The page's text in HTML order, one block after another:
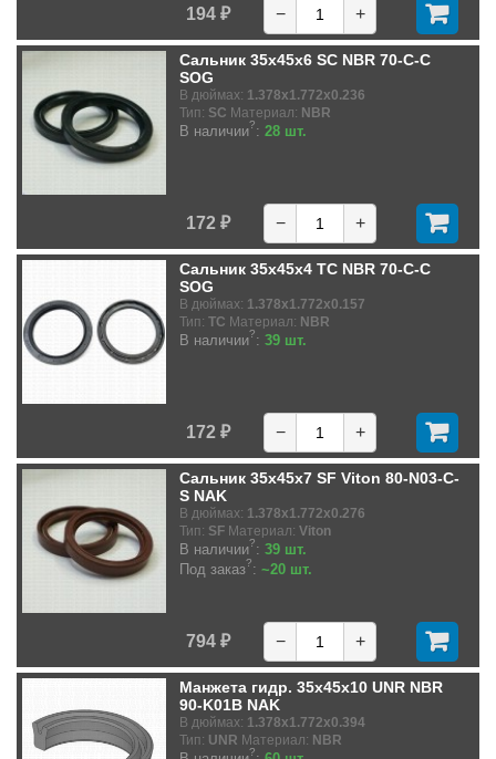
194 ₽ − +
Сальник 35x45x6 SC NBR 70-C-C
SOG
В дюймах: 1.378x1.772x0.236
Тип: SC Материал: NBR
В наличии?: 28 шт.
172 ₽ − +
Сальник 35x45x4 TC NBR 70-C-C
SOG
В дюймах: 1.378x1.772x0.157
Тип: TC Материал: NBR
В наличии?: 39 шт.
172 ₽ − +
Сальник 35x45x7 SF Viton 80-N03-C-
S NAK
В дюймах: 1.378x1.772x0.276
Тип: SF Материал: Viton
В наличии?: 39 шт.
Под заказ?: ~20 шт.
794 ₽ − +
Манжета гидр. 35x45x10 UNR NBR
90-K01B NAK
В дюймах: 1.378x1.772x0.394
Тип: UNR Материал: NBR
?